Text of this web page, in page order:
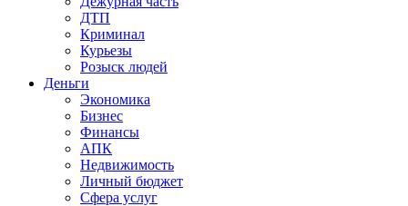
ДТП
Криминал
Курьезы
Розыск людей
Деньги
Экономика
Бизнес
Финансы
АПК
Недвижимость
Личный бюджет
Сфера услуг